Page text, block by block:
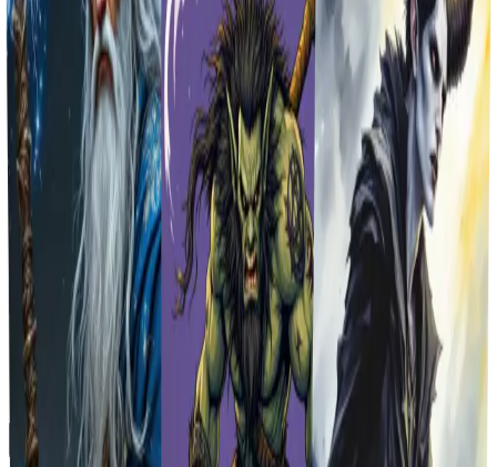
Bild-Tools
Dateikompressoren
Emoji-Tools
Neueste Bibliothek
GPT-Image-2 ist jetzt auf Vheer verfügbar. Jetzt kostenlos starten.
Toggle Sidebar
Dashboard
Zufallsgenerator für DND-Charaktere
Verlauf